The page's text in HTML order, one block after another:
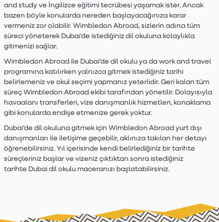
and study ve İngilizce eğitimi tecrübesi yaşamak ister. Ancak
bazen böyle konularda nereden başlayacağınıza karar
vermeniz zor olabilir. Wimbledon Abroad, sizlerin adına tüm
süreci yöneterek Dubai’de istediğiniz dil okuluna kolaylıkla
gitmenizi sağlar.
Wimbledon Abroad ile Dubai’de dil okulu ya da work and travel
programına katılırken yalnızca gitmek istediğiniz tarihi
belirlemeniz ve okul seçimi yapmanız yeterlidir. Geri kalan tüm
süreç Wimbledon Abroad ekibi tarafından yönetilir. Dolayısıyla
havaalanı transferleri, vize danışmanlık hizmetleri, konaklama
gibi konularda endişe etmenize gerek yoktur.
Dubai’de dil okuluna gitmek için Wimbledon Abroad yurt dışı
danışmanları ile iletişime geçebilir, aklınıza takılan her detayı
öğrenebilirsiniz. Yıl içerisinde kendi belirlediğiniz bir tarihte
süreçleriniz başlar ve vizeniz çıktıktan sonra istediğiniz
tarihte Dubai dil okulu maceranızı başlatabilirsiniz.